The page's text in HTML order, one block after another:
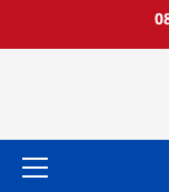
Primary